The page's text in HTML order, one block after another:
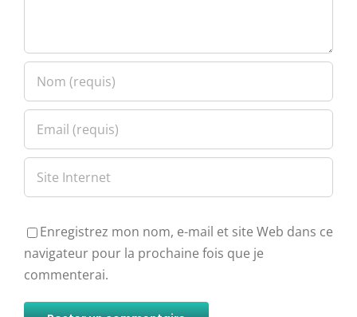
Enregistrez mon nom, e-mail et site Web dans ce
navigateur pour la prochaine fois que je
commenterai.